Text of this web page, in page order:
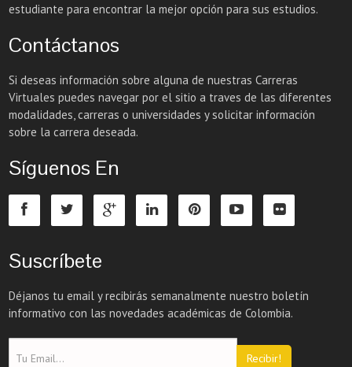
estudiante para encontrar la mejor opción para sus estudios.
Contáctanos
Si deseas información sobre alguna de nuestras Carreras
Virtuales puedes navegar por el sitio a traves de las diferentes
modalidades, carreras o universidades y solicitar información
sobre la carrera deseada.
Síguenos En
Suscríbete
Déjanos tu email y recibirás semanalmente nuestro boletín
informativo con las novedades académicas de Colombia.
Recibir!